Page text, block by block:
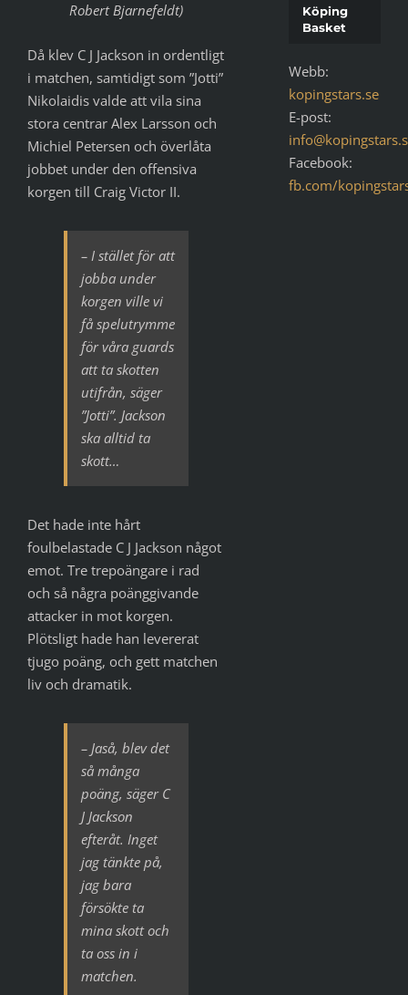
Robert Bjarnefeldt)
Då klev C J Jackson in ordentligt
i matchen, samtidigt som ”Jotti”
Nikolaidis valde att vila sina
stora centrar Alex Larsson och
Michiel Petersen och överlåta
jobbet under den offensiva
korgen till Craig Victor II.
– I stället för att
jobba under
korgen ville vi
få spelutrymme
för våra guards
att ta skotten
utifrån, säger
”Jotti”. Jackson
ska alltid ta
skott…
Det hade inte hårt
foulbelastade C J Jackson något
emot. Tre trepoängare i rad
och så några poänggivande
attacker in mot korgen.
Plötsligt hade han levererat
tjugo poäng, och gett matchen
liv och dramatik.
– Jaså, blev det
så många
poäng, säger C
J Jackson
efteråt. Inget
jag tänkte på,
jag bara
försökte ta
mina skott och
ta oss in i
matchen.
Köping
Basket
Webb:
kopingstars.se
E-post:
Facebook:
fb.com/